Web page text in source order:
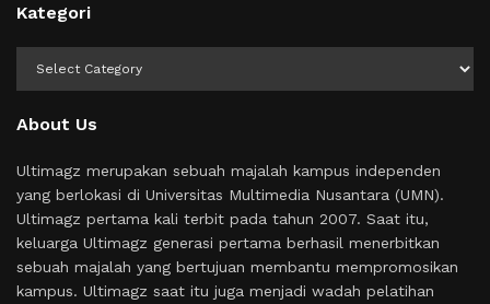
Kategori
About Us
Ultimagz merupakan sebuah majalah kampus independen
yang berlokasi di Universitas Multimedia Nusantara (UMN).
Ultimagz pertama kali terbit pada tahun 2007. Saat itu,
keluarga Ultimagz generasi pertama berhasil menerbitkan
sebuah majalah yang bertujuan membantu mempromosikan
kampus. Ultimagz saat itu juga menjadi wadah pelatihan